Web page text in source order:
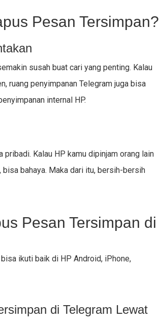
Pesan Tersimpan?
susah buat cari yang penting. Kalau
ruang penyimpanan Telegram juga bisa
internal HP.
Kalau HP kamu dipinjam orang lain
bahaya. Maka dari itu, bersih-bersih
Pesan Tersimpan di
ikuti baik di HP Android, iPhone,
di Telegram Lewat